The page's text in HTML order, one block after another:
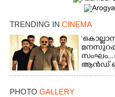
TRENDING IN CINEMA
ആൻഡ്
PHOTO GALLERY